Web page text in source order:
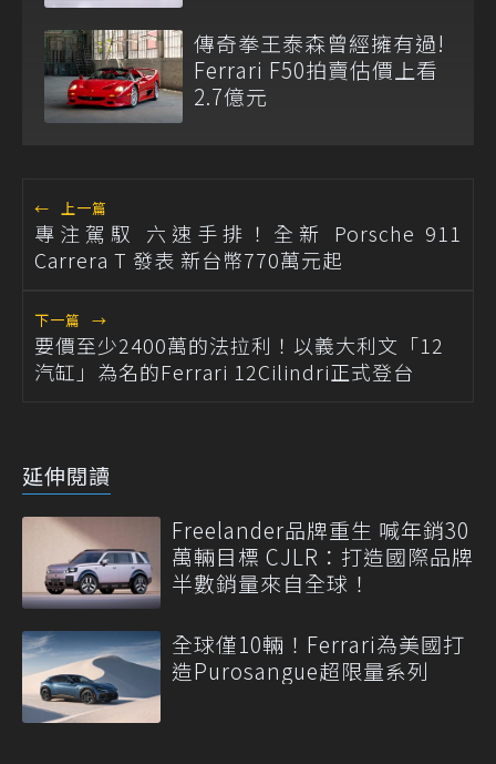
傳奇拳王泰森曾經擁有過!
Ferrari F50拍賣估價上看
2.7億元
← 上一篇
專注駕馭 六速手排！全新 Porsche 911
Carrera T 發表 新台幣770萬元起
下一篇 →
要價至少2400萬的法拉利！以義大利文「12
汽缸」為名的Ferrari 12Cilindri正式登台
延伸閱讀
Freelander品牌重生 喊年銷30
萬輛目標 CJLR：打造國際品牌
半數銷量來自全球！
全球僅10輛！Ferrari為美國打
造Purosangue超限量系列